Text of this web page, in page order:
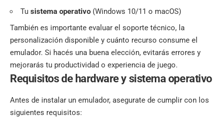
Tu sistema operativo (Windows 10/11 o macOS)
También es importante evaluar el soporte técnico, la
personalización disponible y cuánto recurso consume el
emulador. Si hacés una buena elección, evitarás errores y
mejorarás tu productividad o experiencia de juego.
Requisitos de hardware y sistema operativo
Antes de instalar un emulador, asegurate de cumplir con los
siguientes requisitos: